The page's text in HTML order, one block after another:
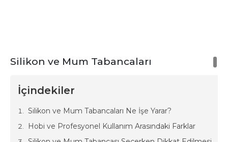
Silikon ve Mum Tabancaları
İçindekiler
Silikon ve Mum Tabancaları Ne İşe Yarar?
Hobi ve Profesyonel Kullanım Arasındaki Farklar